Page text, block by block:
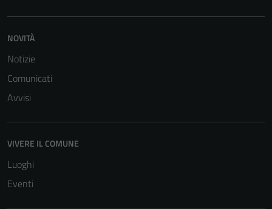
NOVITÀ
Notizie
Comunicati
Avvisi
VIVERE IL COMUNE
Luoghi
Eventi